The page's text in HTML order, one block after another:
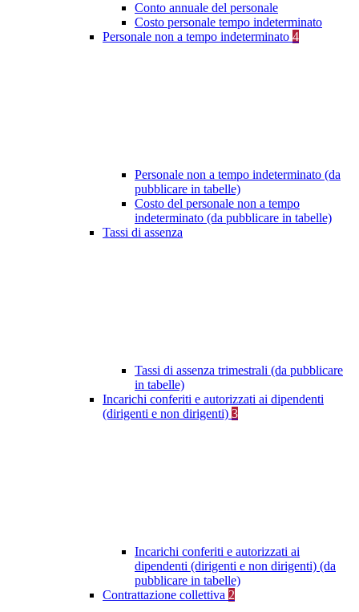
Conto annuale del personale
Costo personale tempo indeterminato
Personale non a tempo indeterminato 4
Personale non a tempo indeterminato (da
pubblicare in tabelle)
Costo del personale non a tempo
indeterminato (da pubblicare in tabelle)
Tassi di assenza
Tassi di assenza trimestrali (da pubblicare
in tabelle)
Incarichi conferiti e autorizzati ai dipendenti
(dirigenti e non dirigenti) 3
Incarichi conferiti e autorizzati ai
dipendenti (dirigenti e non dirigenti) (da
pubblicare in tabelle)
Contrattazione collettiva 2